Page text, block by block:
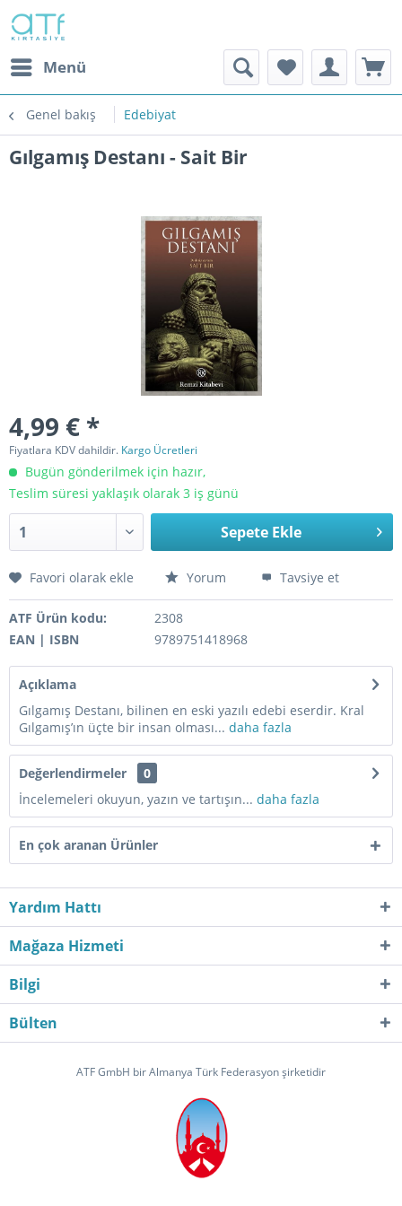
Menü
Genel bakış Edebiyat
Gılgamış Destanı - Sait Bir
4,99 € *
Fiyatlara KDV dahildir. Kargo Ücretleri
Bugün gönderilmek için hazır,
Teslim süresi yaklaşık olarak 3 iş günü
Sepete Ekle
Favori olarak ekle Yorum Tavsiye et
ATF Ürün kodu:
2308
EAN | ISBN
9789751418968
Açıklama
Gılgamış Destanı, bilinen en eski yazılı edebi eserdir. Kral
Gılgamış’ın üçte bir insan olması... daha fazla
Değerlendirmeler
0
İncelemeleri okuyun, yazın ve tartışın... daha fazla
En çok aranan Ürünler
Yardım Hattı
Mağaza Hizmeti
Bilgi
Bülten
ATF GmbH bir Almanya Türk Federasyon şirketidir